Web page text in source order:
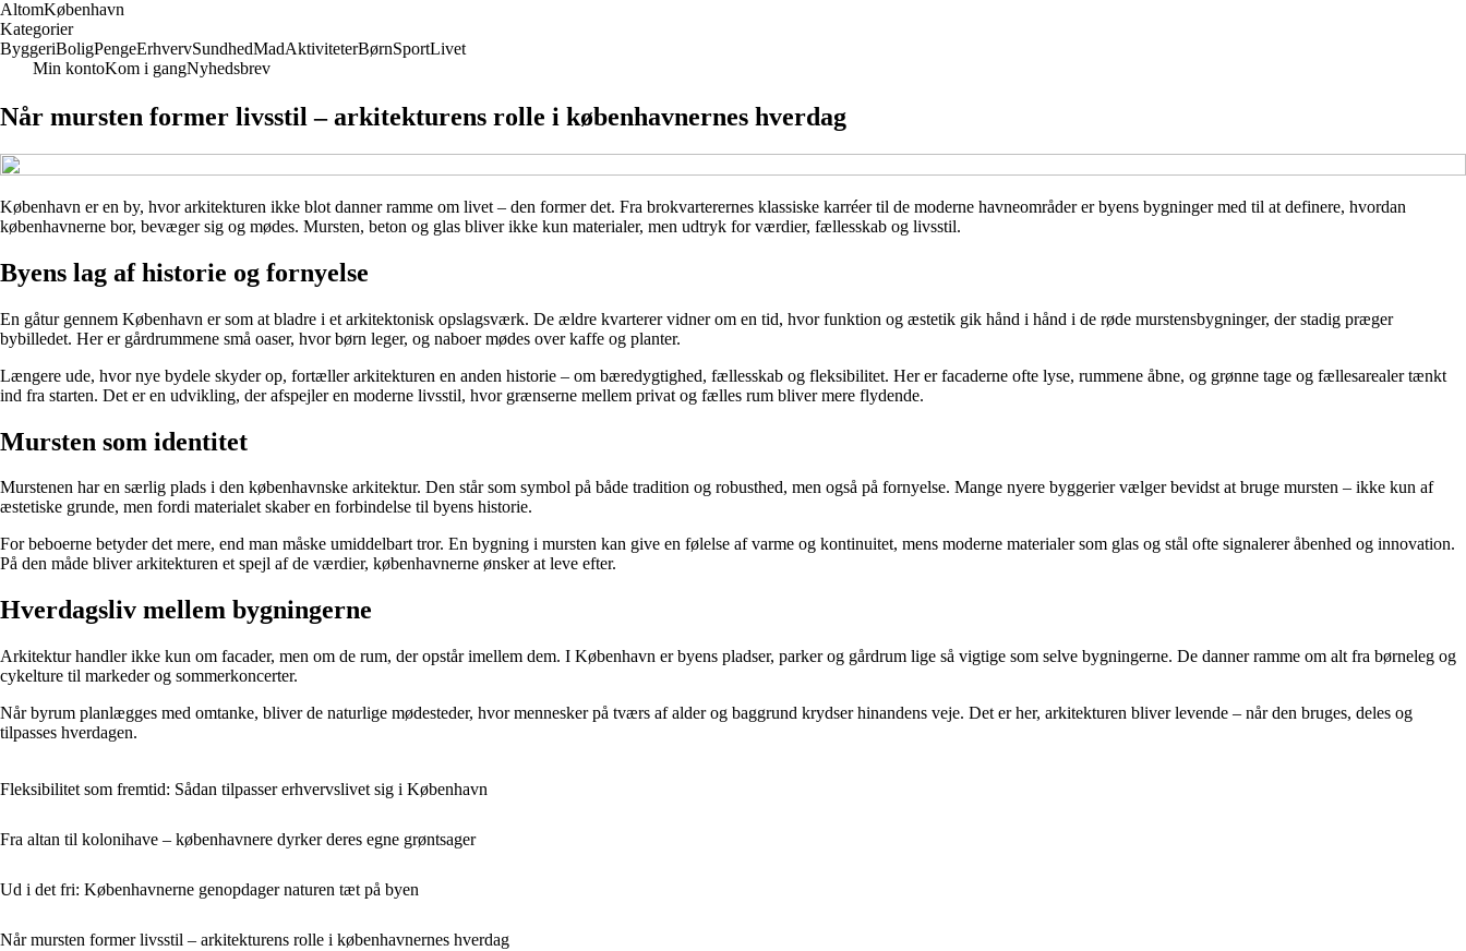
AltomKøbenhavn
Kategorier
ByggeriBoligPengeErhvervSundhedMadAktiviteterBørnSportLivet
Min kontoKom i gangNyhedsbrev
Når mursten former livsstil – arkitekturens rolle i københavnernes hverdag
København er en by, hvor arkitekturen ikke blot danner ramme om livet – den former det. Fra brokvarterernes klassiske karréer til de moderne havneområder er byens bygninger med til at definere, hvordan
københavnerne bor, bevæger sig og mødes. Mursten, beton og glas bliver ikke kun materialer, men udtryk for værdier, fællesskab og livsstil.
Byens lag af historie og fornyelse
En gåtur gennem København er som at bladre i et arkitektonisk opslagsværk. De ældre kvarterer vidner om en tid, hvor funktion og æstetik gik hånd i hånd i de røde murstensbygninger, der stadig præger
bybilledet. Her er gårdrummene små oaser, hvor børn leger, og naboer mødes over kaffe og planter.
Længere ude, hvor nye bydele skyder op, fortæller arkitekturen en anden historie – om bæredygtighed, fællesskab og fleksibilitet. Her er facaderne ofte lyse, rummene åbne, og grønne tage og fællesarealer tænkt
ind fra starten. Det er en udvikling, der afspejler en moderne livsstil, hvor grænserne mellem privat og fælles rum bliver mere flydende.
Mursten som identitet
Murstenen har en særlig plads i den københavnske arkitektur. Den står som symbol på både tradition og robusthed, men også på fornyelse. Mange nyere byggerier vælger bevidst at bruge mursten – ikke kun af
æstetiske grunde, men fordi materialet skaber en forbindelse til byens historie.
For beboerne betyder det mere, end man måske umiddelbart tror. En bygning i mursten kan give en følelse af varme og kontinuitet, mens moderne materialer som glas og stål ofte signalerer åbenhed og innovation.
På den måde bliver arkitekturen et spejl af de værdier, københavnerne ønsker at leve efter.
Hverdagsliv mellem bygningerne
Arkitektur handler ikke kun om facader, men om de rum, der opstår imellem dem. I København er byens pladser, parker og gårdrum lige så vigtige som selve bygningerne. De danner ramme om alt fra børneleg og
cykelture til markeder og sommerkoncerter.
Når byrum planlægges med omtanke, bliver de naturlige mødesteder, hvor mennesker på tværs af alder og baggrund krydser hinandens veje. Det er her, arkitekturen bliver levende – når den bruges, deles og
tilpasses hverdagen.
Fleksibilitet som fremtid: Sådan tilpasser erhvervslivet sig i København
Fra altan til kolonihave – københavnere dyrker deres egne grøntsager
Ud i det fri: Københavnerne genopdager naturen tæt på byen
Når mursten former livsstil – arkitekturens rolle i københavnernes hverdag